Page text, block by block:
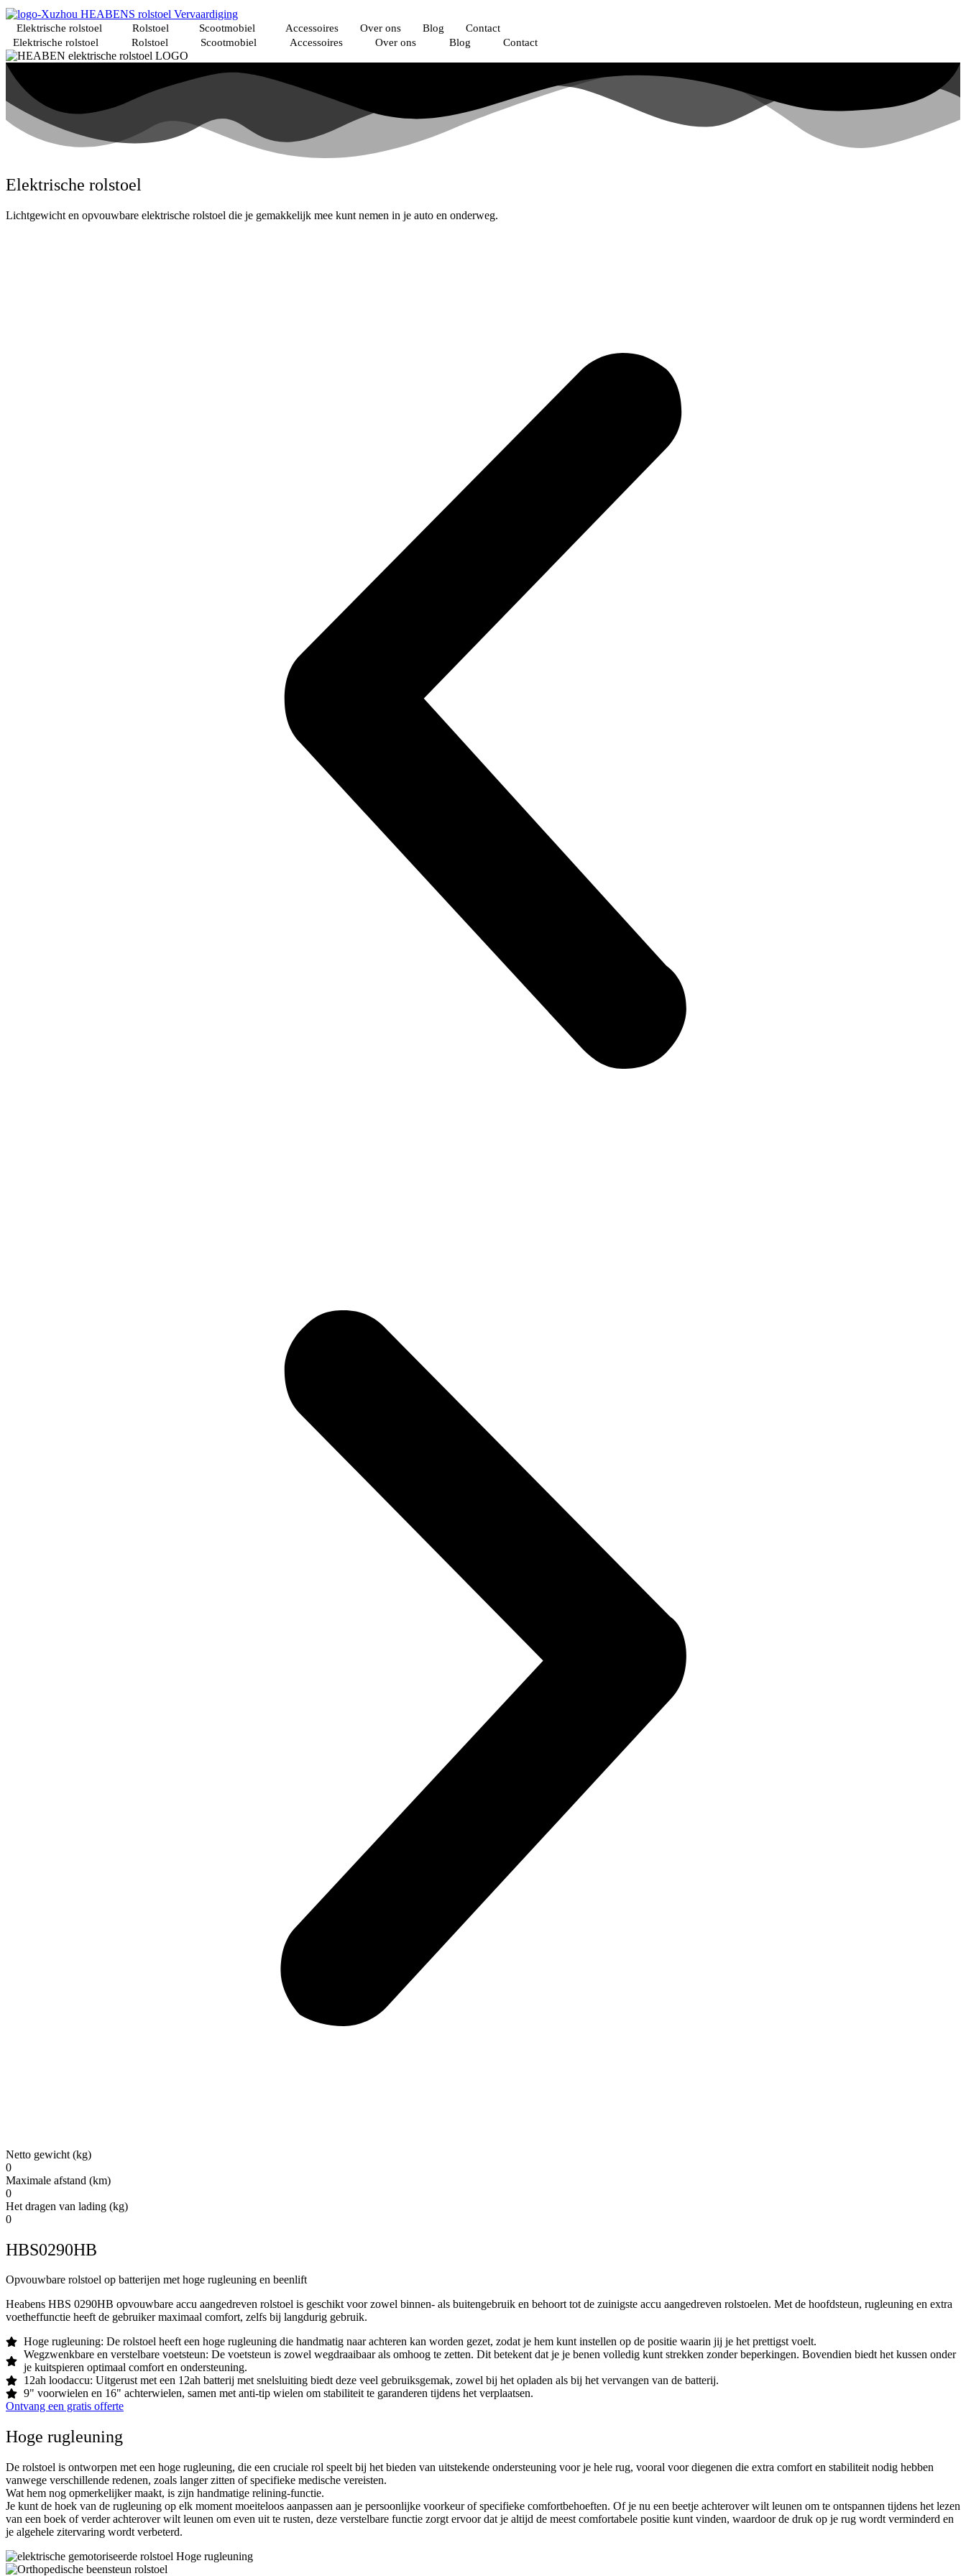
Overslaan
naar
inhoud
Elektrische rolstoel Rolstoel Scootmobiel Accessoires Over ons Blog
Contact
Elektrische rolstoel
Rolstoel Scootmobiel Accessoires Over ons Blog Contact
Elektrische rolstoel
Lichtgewicht en opvouwbare elektrische rolstoel die je gemakkelijk mee kunt nemen in je auto en onderweg.
Netto gewicht (kg)
0
Maximale afstand (km)
0
Het dragen van lading (kg)
0
HBS0290HB
Opvouwbare rolstoel op batterijen met hoge rugleuning en beenlift
Heabens HBS 0290HB opvouwbare accu aangedreven rolstoel is geschikt voor zowel binnen- als buitengebruik en behoort tot de zuinigste accu aangedreven rolstoelen. Met de hoofdsteun, rugleuning en extra
voetheffunctie heeft de gebruiker maximaal comfort, zelfs bij langdurig gebruik.
Hoge rugleuning: De rolstoel heeft een hoge rugleuning die handmatig naar achteren kan worden gezet, zodat je hem kunt instellen op de positie waarin jij je het prettigst voelt.
Wegzwenkbare en verstelbare voetsteun: De voetsteun is zowel wegdraaibaar als omhoog te zetten. Dit betekent dat je je benen volledig kunt strekken zonder beperkingen. Bovendien biedt het kussen onder
je kuitspieren optimaal comfort en ondersteuning.
12ah loodaccu: Uitgerust met een 12ah batterij met snelsluiting biedt deze veel gebruiksgemak, zowel bij het opladen als bij het vervangen van de batterij.
9" voorwielen en 16" achterwielen, samen met anti-tip wielen om stabiliteit te garanderen tijdens het verplaatsen.
Ontvang een gratis offerte
Hoge rugleuning
De rolstoel is ontworpen met een hoge rugleuning, die een cruciale rol speelt bij het bieden van uitstekende ondersteuning voor je hele rug, vooral voor diegenen die extra comfort en stabiliteit nodig hebben
vanwege verschillende redenen, zoals langer zitten of specifieke medische vereisten.
Wat hem nog opmerkelijker maakt, is zijn handmatige relining-functie.
Je kunt de hoek van de rugleuning op elk moment moeiteloos aanpassen aan je persoonlijke voorkeur of specifieke comfortbehoeften. Of je nu een beetje achterover wilt leunen om te ontspannen tijdens het lezen
van een boek of verder achterover wilt leunen om even uit te rusten, deze verstelbare functie zorgt ervoor dat je altijd de meest comfortabele positie kunt vinden, waardoor de druk op je rug wordt verminderd en
je algehele zitervaring wordt verbeterd.